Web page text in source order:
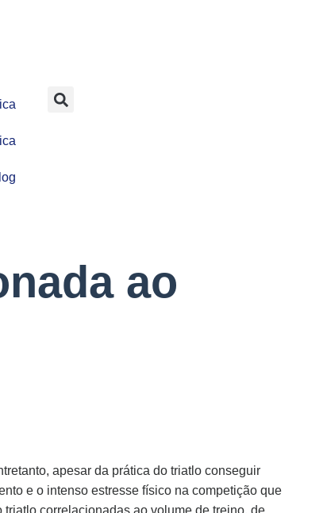
ao
apesar da prática do triatlo conseguir
e o intenso estresse físico na competição que
correlacionadas ao volume de treino, de